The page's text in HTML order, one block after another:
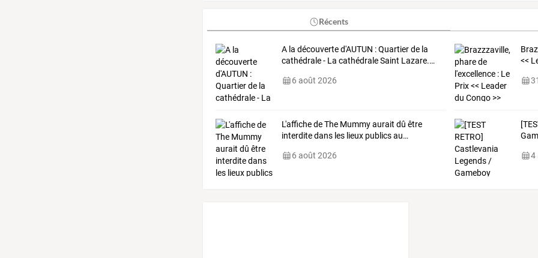
Récents
Ala découverted'AUTUN :Quartierdela
cathédrale-La cathédraleSaint Lazare.…
6 août 2026
<<
L'affichedeTheMummyaurait dû être
interditedansleslieuxpublicsau…
6 août 2026 4